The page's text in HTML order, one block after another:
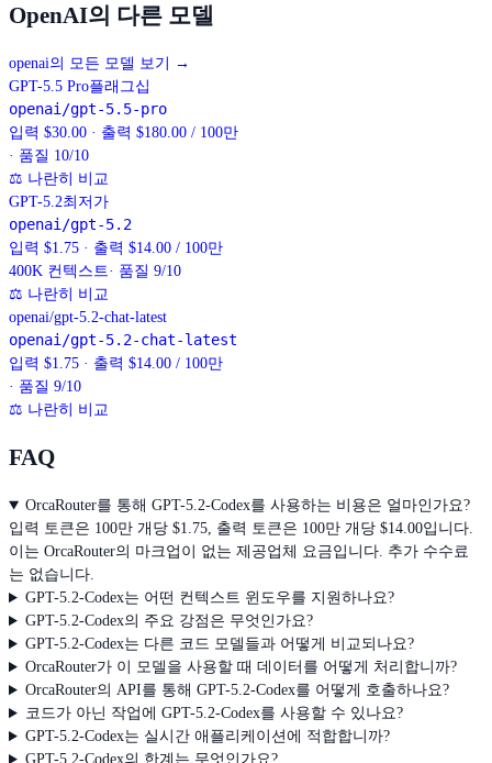
OpenAI의 다른 모델
openai의 모든 모델 보기
→
GPT-5.5 Pro플래그십
openai/gpt-5.5-pro
입력 $30.00 · 출력 $180.00 / 100만
· 품질 10/10
⚖ 나란히 비교
GPT-5.2최저가
openai/gpt-5.2
입력 $1.75 · 출력 $14.00 / 100만
400K 컨텍스트· 품질 9/10
⚖ 나란히 비교
openai/gpt-5.2-chat-latest
openai/gpt-5.2-chat-latest
입력 $1.75 · 출력 $14.00 / 100만
· 품질 9/10
⚖ 나란히 비교
FAQ
OrcaRouter를 통해 GPT-5.2-Codex를 사용하는 비용은 얼마인가요?
입력 토큰은 100만 개당 $1.75, 출력 토큰은 100만 개당 $14.00입니다.
이는 OrcaRouter의 마크업이 없는 제공업체 요금입니다. 추가 수수료
는 없습니다.
GPT-5.2-Codex는 어떤 컨텍스트 윈도우를 지원하나요?
GPT-5.2-Codex의 주요 강점은 무엇인가요?
GPT-5.2-Codex는 다른 코드 모델들과 어떻게 비교되나요?
OrcaRouter가 이 모델을 사용할 때 데이터를 어떻게 처리합니까?
OrcaRouter의 API를 통해 GPT-5.2-Codex를 어떻게 호출하나요?
코드가 아닌 작업에 GPT-5.2-Codex를 사용할 수 있나요?
GPT-5.2-Codex는 실시간 애플리케이션에 적합합니까?
GPT-5.2-Codex의 한계는 무엇인가요?